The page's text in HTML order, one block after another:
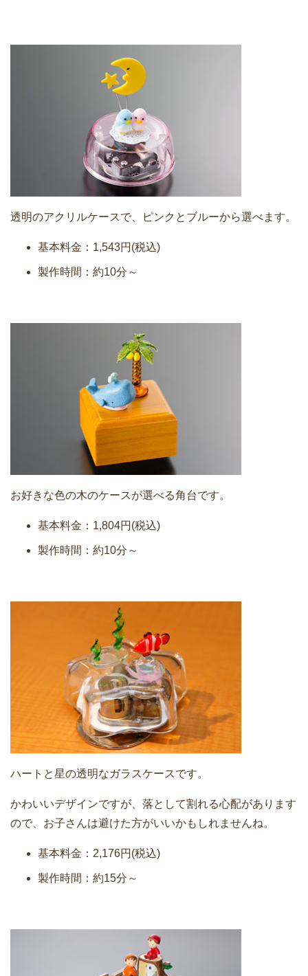
透明のアクリルケースで、ピンクとブルーから選べます。
基本料金：1,543円(税込)
製作時間：約10分～
お好きな色の木のケースが選べる角台です。
基本料金：1,804円(税込)
製作時間：約10分～
ハートと星の透明なガラスケースです。
かわいいデザインですが、落として割れる心配があります
ので、お子さんは避けた方がいいかもしれませんね。
基本料金：2,176円(税込)
製作時間：約15分～